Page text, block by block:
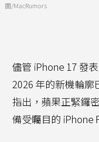
圖/MacRumors
儘管 iPhone 17 發
2026 年的新機輪
指出，蘋果正緊鑼
備受矚目的 iPhone